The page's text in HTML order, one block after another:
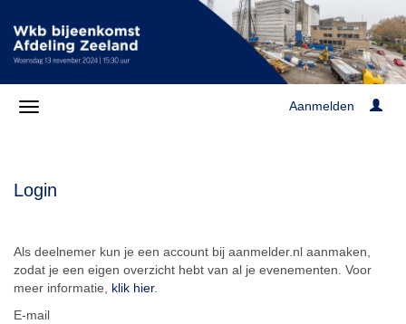
Aanmelden
Login
Als deelnemer kun je een account bij aanmelder.nl aanmaken,
zodat je een eigen overzicht hebt van al je evenementen. Voor
meer informatie, klik hier.
E-mail